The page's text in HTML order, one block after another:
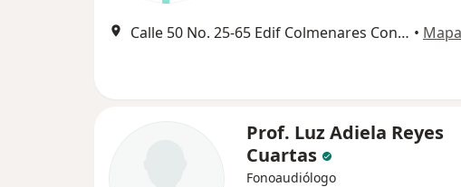
Calle 50 No. 25-65 Edif Colmenares Cons 310, Manizales • Mapa
Prof. Luz Adiela Reyes
Cuartas
Fonoaudiólogo